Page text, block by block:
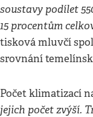
soustavy podílet
15 procentům
tisková mluvčí
srovnání
Počet klimatizací
jejich počet zvýší.